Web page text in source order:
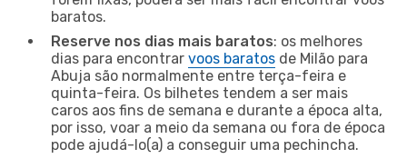
baratos.
Reserve nos dias mais baratos: os melhores
dias para encontrar voos baratos de Milão para
Abuja são normalmente entre terça-feira e
quinta-feira. Os bilhetes tendem a ser mais
caros aos fins de semana e durante a época alta,
por isso, voar a meio da semana ou fora de época
pode ajudá-lo(a) a conseguir uma pechincha.